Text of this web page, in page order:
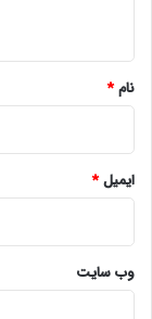
نام*
ایمیل*
وب‌ سایت